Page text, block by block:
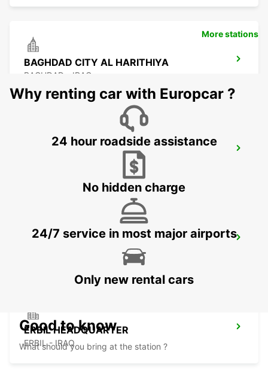
BAGHDAD CITY AL HARITHIYA
BAGHDAD - IRAQ
KUWAIT SAFAT SHUWAIKH
KUWAIT AIRPORT
ERBIL HEADQUARTER
ERBIL - IRAQ
More stations
Why renting car with Europcar ?
24 hour roadside assistance
No hidden charge
24/7 service in most major airports
Only new rental cars
Good to know
What should you bring at the station ?